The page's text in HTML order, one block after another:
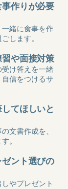
作りが必要
緒に食事を作
します。
や面接対策
け答えを一緒
信をつけるサ
てほしいと
文書作成を、
。
ント選びの
やプレゼント